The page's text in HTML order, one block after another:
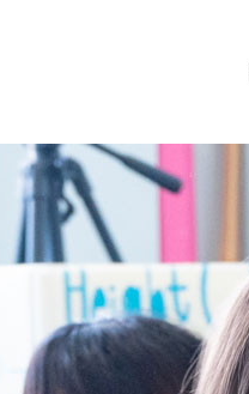
企業主導型保育園
花音保育園